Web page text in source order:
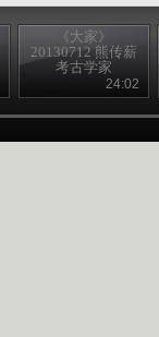
《大家》
20130712 熊传薪
考古学家
24:02